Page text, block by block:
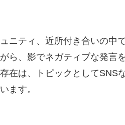
ニティ、近所付き合いの中
ら、影でネガティブな発言
在は、トピックとしてSNS
ます。